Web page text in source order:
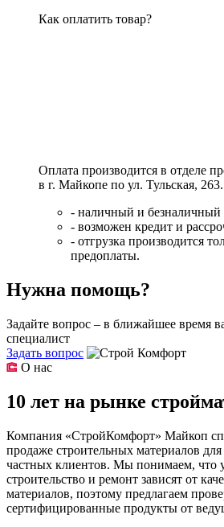
Как оплатить товар?
Оплата производится в отделе
в г. Майкопе по ул. Тульская,
- наличный и безналичный
- возможен кредит и
- отгрузка производится
предоплаты.
Нужна помощь?
Задайте вопрос – в ближайшее время
специалист
Задать вопрос
О нас
10 лет на рынке
Компания «СтройКомфорт» Майкоп
продаже строительных материалов
частных клиентов. Мы понимаем, что
строительство и ремонт зависят от
материалов, поэтому предлагаем
сертифицированные продукты от